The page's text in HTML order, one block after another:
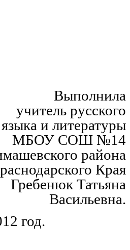
Выполнила
учитель русского
языка и литературы
МБОУ СОШ №14
района
Края
Гребенюк Татьяна
Васильевна.
год.